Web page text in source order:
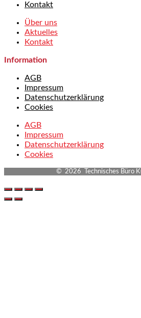
Kontakt
Über uns
Aktuelles
Kontakt
Information
AGB
Impressum
Datenschutzerklärung
Cookies
AGB
Impressum
Datenschutzerklärung
Cookies
© 2026 Technisches Büro